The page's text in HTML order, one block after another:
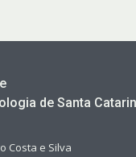
de Santa
Costa e Silva